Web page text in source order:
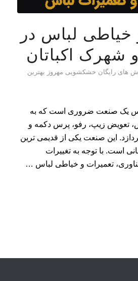
خیاطی لباس در
شهرک اکباتان
های رایگان خشکشویی مهروز بهترین
یک صنعت ضروری است که به
تعویض زیپ، رفو، پرس دکمه و
این صنعت یکی از قدیمی ترین
است. با توجه به تغییرات
تعمیرات و خیاطی لباس …